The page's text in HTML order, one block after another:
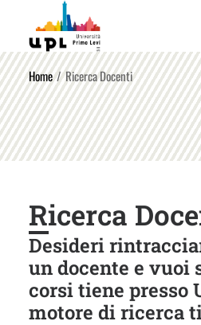
UPL
I CORSI
LE ATTIVITÀ
UPL PER TE
ENTRA
Home Ricerca Docenti
Ricerca
Desideri
un docente e vuoi
corsi tiene presso
motore di ricerca